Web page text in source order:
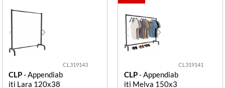
CL319143
CLP- Appendiab
iti Lara 120x38
CL319141
CLP- Appendiab
iti Melva 150x3